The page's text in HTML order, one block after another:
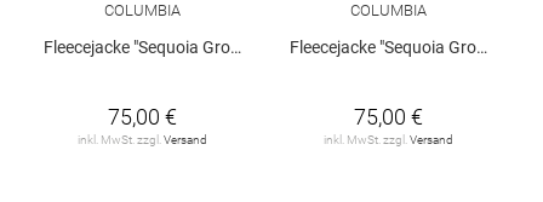
COLUMBIA
Fleecejacke "Sequoia Grove II"
75,00 €
inkl. MwSt. zzgl.Versand
COLUMBIA
Fleecejacke "Sequoia Grove II"
75,00 €
inkl. MwSt. zzgl.Versand